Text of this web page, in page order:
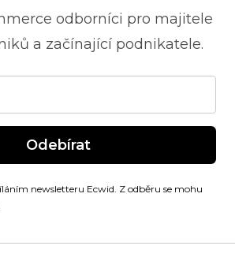
odborníci pro majitele
a začínající podnikatele.
Odebírat
newsletteru Ecwid. Z odběru se mohu